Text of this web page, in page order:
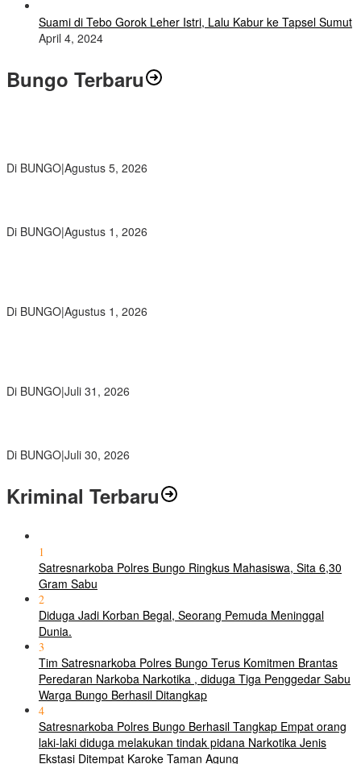
Suami di Tebo Gorok Leher Istri, Lalu Kabur ke Tapsel Sumut
April 4, 2024
Bungo Terbaru
Di BUNGO|Agustus 5, 2026
Di BUNGO|Agustus 1, 2026
Di BUNGO|Agustus 1, 2026
Di BUNGO|Juli 31, 2026
Di BUNGO|Juli 30, 2026
Kriminal Terbaru
1
Satresnarkoba Polres Bungo Ringkus Mahasiswa, Sita 6,30
Gram Sabu
2
Diduga Jadi Korban Begal, Seorang Pemuda Meninggal
Dunia.
3
Tim Satresnarkoba Polres Bungo Terus Komitmen Brantas
Peredaran Narkoba Narkotika , diduga Tiga Penggedar Sabu
Warga Bungo Berhasil Ditangkap
4
Satresnarkoba Polres Bungo Berhasil Tangkap Empat orang
laki-laki diduga melakukan tindak pidana Narkotika Jenis
Ekstasi Ditempat Karoke Taman Agung